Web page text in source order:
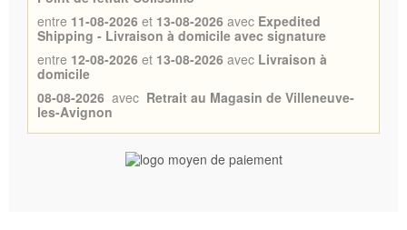
entre 11-08-2026 et 13-08-2026 avec Expedited
Shipping - Livraison à domicile avec signature
entre 12-08-2026 et 13-08-2026 avec Livraison à
domicile
08-08-2026 avec Retrait au Magasin de Villeneuve-
les-Avignon